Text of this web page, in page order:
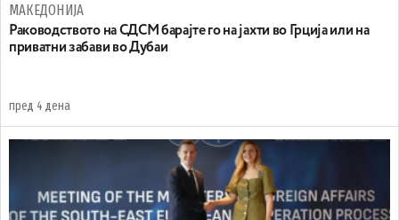
МАКЕДОНИЈА
Раководството на СДСМ барајте го на јахти во Грција или на
приватни забави во Дубаи
пред 4 дена